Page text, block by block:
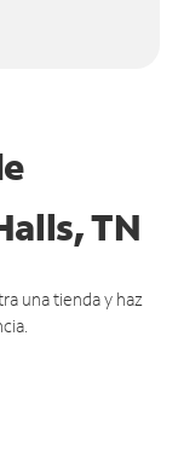
TN
una tienda y haz